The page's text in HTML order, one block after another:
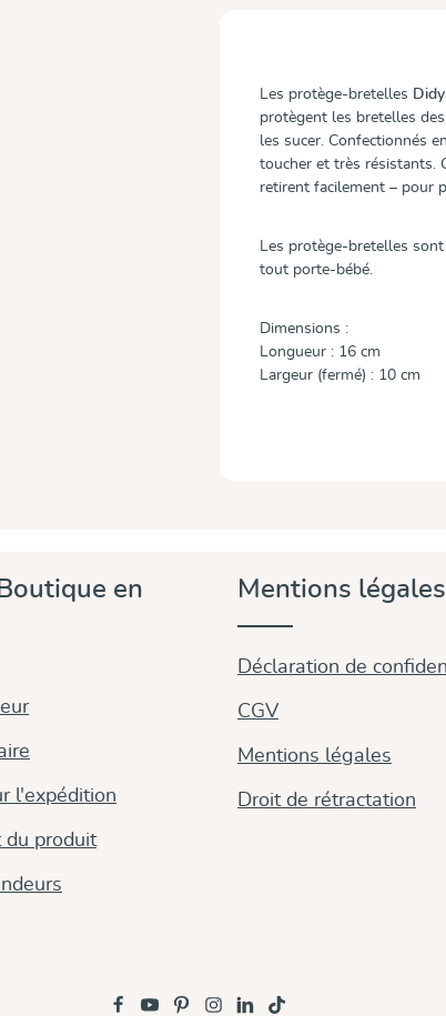
Les protège-bretelles
protègent les bretelles
les sucer. Confectionnés
toucher et très résistants.
retirent facilement – pour
Les protège-bretelles
tout porte-bébé.
Dimensions :
Longueur : 16 cm
Largeur (fermé) : 10 cm
en
l'expédition
du produit
Mentions légales
Déclaration de
CGV
Mentions légales
Droit de rétractation